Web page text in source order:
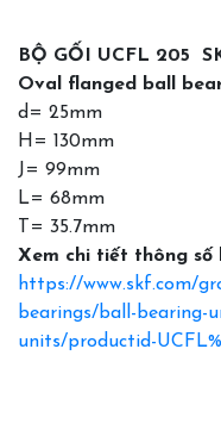
BỘ GỐI UCFL 205
Oval flanged ball
d= 25mm
H= 130mm
J= 99mm
L= 68mm
T= 35.7mm
Xem chi tiết thông
https://www.skf.com/
bearings/ball-bearing-
units/productid-